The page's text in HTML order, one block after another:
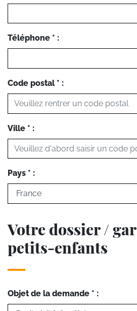
Téléphone * :
Code postal * :
Ville * :
Pays * :
Votre dossier /
petits-enfants
Objet de la demande * :